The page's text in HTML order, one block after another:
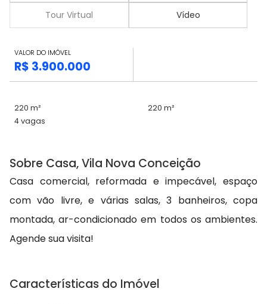
Tour Virtual Vídeo
VALOR DO IMÓVEL
R$ 3.900.000
220 m²
220 m²
4 vagas
Sobre Casa, Vila Nova Conceição
Casa comercial, reformada e impecável, espaço
com vão livre, e várias salas, 3 banheiros, copa
montada, ar-condicionado em todos os ambientes.
Agende sua visita!
Características do Imóvel